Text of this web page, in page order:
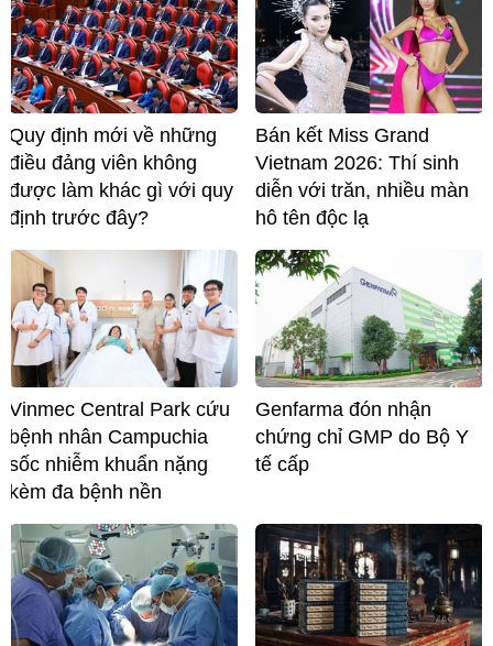
Quy định mới về những
điều đảng viên không
được làm khác gì với quy
định trước đây?
Bán kết Miss Grand
Vietnam 2026: Thí sinh
diễn với trăn, nhiều màn
hô tên độc lạ
Vinmec Central Park cứu
bệnh nhân Campuchia
sốc nhiễm khuẩn nặng
kèm đa bệnh nền
Genfarma đón nhận
chứng chỉ GMP do Bộ Y
tế cấp